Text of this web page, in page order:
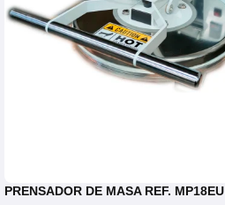
PRENSADOR DE MASA REF. MP18EU